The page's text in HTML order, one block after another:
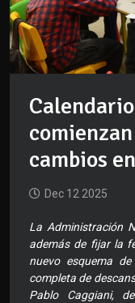
cambios
Dec 12 2025
La Administración
además de fijar la
nuevo esquema
completa de
Pablo Caggiani,